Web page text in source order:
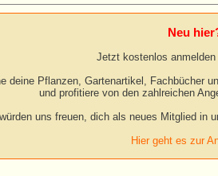
Neu
Jetzt kostenlos
deine Pflanzen, Gartenartikel, Fachbücher
und profitiere von den zahlreichen
uns freuen, dich als neues Mitglied in
Hier geht es zur